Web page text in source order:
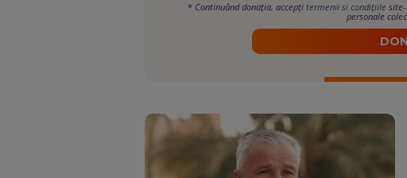
* Continuând donația, accepțitermenii si condițiile
personale